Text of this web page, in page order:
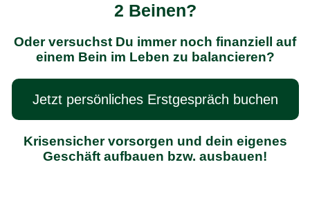
2 Beinen?
Oder versuchst Du immer noch finanziell auf
einem Bein im Leben zu balancieren?
Jetzt persönliches Erstgespräch buchen
Krisensicher vorsorgen und dein eigenes
Geschäft aufbauen bzw. ausbauen!